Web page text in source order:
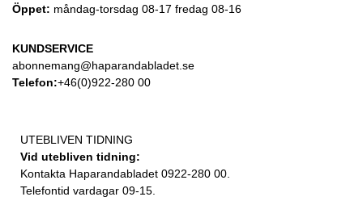
Öppet: måndag-torsdag 08-17 fredag 08-16
KUNDSERVICE
abonnemang@haparandabladet.se
Telefon:+46(0)922-280 00
UTEBLIVEN TIDNING
Vid utebliven tidning:
Kontakta Haparandabladet 0922-280 00.
Telefontid vardagar 09-15.